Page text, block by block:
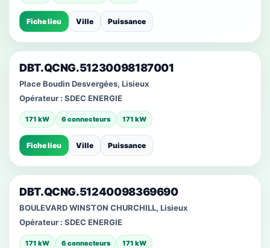
Fiche lieu Ville Puissance
DBT.QCNG.51230098187001
Place Boudin Desvergées, Lisieux
Opérateur : SDEC ENERGIE
171 kW 6 connecteurs 171 kW
Fiche lieu Ville Puissance
DBT.QCNG.51240098369690
BOULEVARD WINSTON CHURCHILL, Lisieux
Opérateur : SDEC ENERGIE
171 kW 6 connecteurs 171 kW